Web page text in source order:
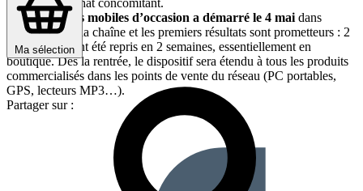
Ma sélection
La reprise des mobiles d’occasion a démarré le 4 mai dans
l’ensemble de la chaîne et les premiers résultats sont prometteurs : 2
000 mobiles ont été repris en 2 semaines, essentiellement en
boutique. Dès la rentrée, le dispositif sera étendu à tous les produits
commercialisés dans les points de vente du réseau (PC portables,
GPS, lecteurs MP3…).
Partager sur :